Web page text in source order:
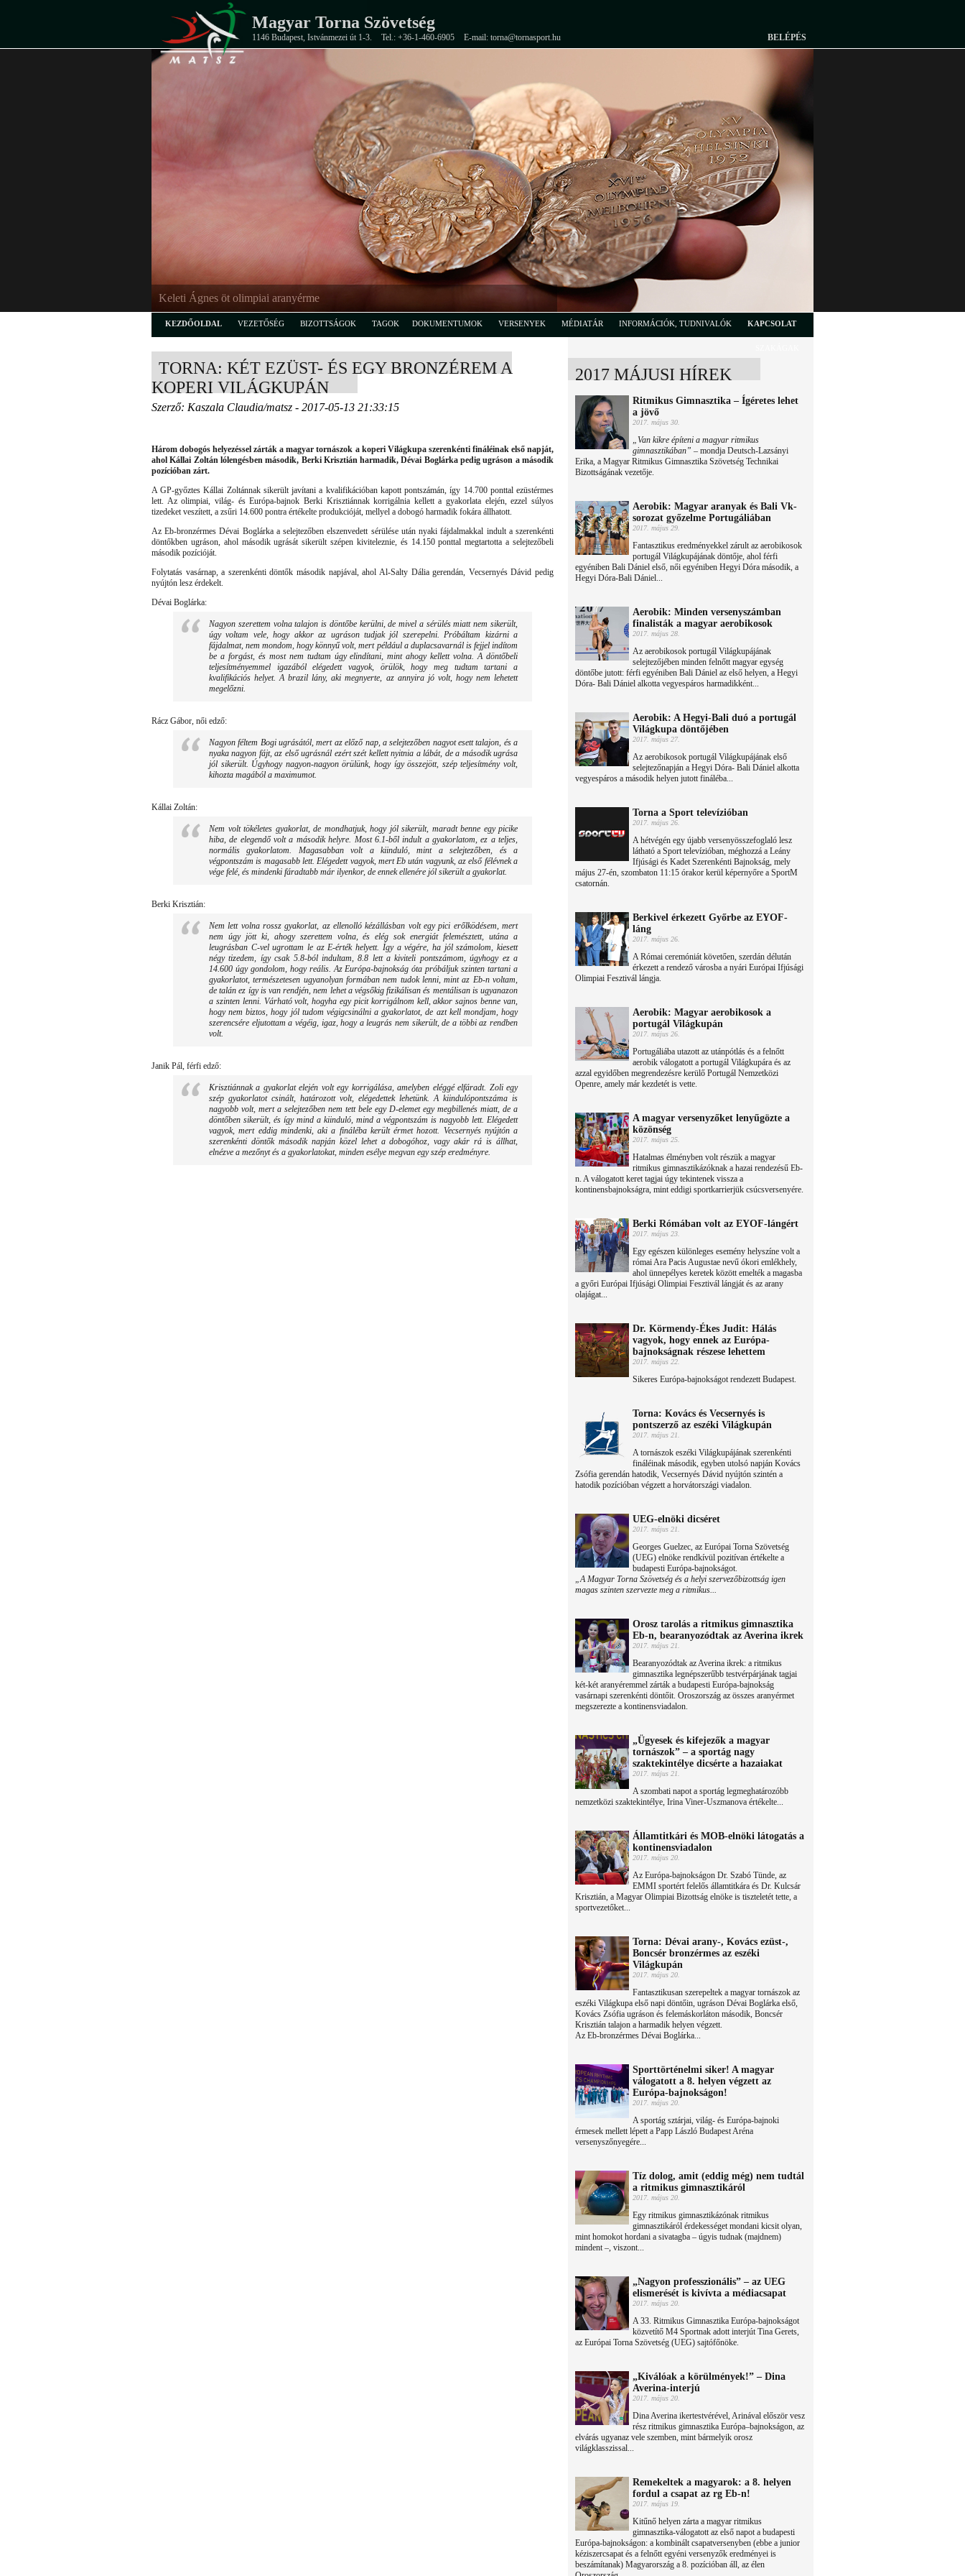
Magyar Torna Szövetség
1146 Budapest, Istvánmezei út 1-3. Tel.: +36-1-460-6905 E-mail: torna@tornasport.hu BELÉPÉS
Keleti Ágnes öt olimpiai aranyérme
KEZDŐOLDAL VEZETŐSÉG BIZOTTSÁGOK TAGOK DOKUMENTUMOK VERSENYEK MÉDIATÁR INFORMÁCIÓK, TUDNIVALÓK KAPCSOLAT
TORNA: KÉT EZÜST- ÉS EGY BRONZÉREM A
KOPERI VILÁGKUPÁN
Szerző: Kaszala Claudia/matsz - 2017-05-13 21:33:15
Három dobogós helyezéssel zárták a magyar tornászok a koperi Világkupa szerenkénti fináléinak első napját,
ahol Kállai Zoltán lólengésben második, Berki Krisztián harmadik, Dévai Boglárka pedig ugráson a második
pozícióban zárt.
A GP-győztes Kállai Zoltánnak sikerült javítani a kvalifikációban kapott pontszámán, így 14.700 ponttal ezüstérmes
lett. Az olimpiai, világ- és Európa-bajnok Berki Krisztiánnak korrigálnia kellett a gyakorlata elején, ezzel súlyos
tizedeket veszített, a zsűri 14.600 pontra értékelte produkcióját, mellyel a dobogó harmadik fokára állhatott.
Az Eb-bronzérmes Dévai Boglárka a selejtezőben elszenvedett sérülése után nyaki fájdalmakkal indult a szerenkénti
döntőkben ugráson, ahol második ugrását sikerült szépen kiviteleznie, és 14.150 ponttal megtartotta a selejtezőbeli
második pozícióját.
Folytatás vasárnap, a szerenkénti döntők második napjával, ahol Al-Salty Dália gerendán, Vecsernyés Dávid pedig
nyújtón lesz érdekelt.
Dévai Boglárka:
Nagyon szerettem volna talajon is döntőbe kerülni, de mivel a sérülés miatt nem sikerült,
úgy voltam vele, hogy akkor az ugráson tudjak jól szerepelni. Próbáltam kizárni a
fájdalmat, nem mondom, hogy könnyű volt, mert például a duplacsavarnál is fejjel indítom
be a forgást, és most nem tudtam úgy elindítani, mint ahogy kellett volna. A döntőbeli
teljesítményemmel igazából elégedett vagyok, örülök, hogy meg tudtam tartani a
kvalifikációs helyet. A brazil lány, aki megnyerte, az annyira jó volt, hogy nem lehetett
megelőzni.
Rácz Gábor, női edző:
Nagyon féltem Bogi ugrásától, mert az előző nap, a selejtezőben nagyot esett talajon, és a
nyaka nagyon fájt, az első ugrásnál ezért szét kellett nyitnia a lábát, de a második ugrása
jól sikerült. Úgyhogy nagyon-nagyon örülünk, hogy így összejött, szép teljesítmény volt,
kihozta magából a maximumot.
Kállai Zoltán:
Nem volt tökéletes gyakorlat, de mondhatjuk, hogy jól sikerült, maradt benne egy picike
hiba, de elegendő volt a második helyre. Most 6.1-ből indult a gyakorlatom, ez a teljes,
normális gyakorlatom. Magasabban volt a kiinduló, mint a selejtezőben, és a
végpontszám is magasabb lett. Elégedett vagyok, mert Eb után vagyunk, az első félévnek a
vége felé, és mindenki fáradtabb már ilyenkor, de ennek ellenére jól sikerült a gyakorlat.
Berki Krisztián:
Nem lett volna rossz gyakorlat, az ellenolló kézállásban volt egy pici erőlködésem, mert
nem úgy jött ki, ahogy szerettem volna, és elég sok energiát felemésztett, utána a
leugrásban C-vel ugrottam le az E-érték helyett. Így a végére, ha jól számolom, kiesett
négy tizedem, így csak 5.8-ból indultam, 8.8 lett a kiviteli pontszámom, úgyhogy ez a
14.600 úgy gondolom, hogy reális. Az Európa-bajnokság óta próbáljuk szinten tartani a
gyakorlatot, természetesen ugyanolyan formában nem tudok lenni, mint az Eb-n voltam,
de talán ez így is van rendjén, nem lehet a végsőkig fizikálisan és mentálisan is ugyanazon
a szinten lenni. Várható volt, hogyha egy picit korrigálnom kell, akkor sajnos benne van,
hogy nem biztos, hogy jól tudom végigcsinálni a gyakorlatot, de azt kell mondjam, hogy
szerencsére eljutottam a végéig, igaz, hogy a leugrás nem sikerült, de a többi az rendben
volt.
Janik Pál, férfi edző:
Krisztiánnak a gyakorlat elején volt egy korrigálása, amelyben eléggé elfáradt. Zoli egy
szép gyakorlatot csinált, határozott volt, elégedettek lehetünk. A kiindulópontszáma is
nagyobb volt, mert a selejtezőben nem tett bele egy D-elemet egy megbillenés miatt, de a
döntőben sikerült, és így mind a kiinduló, mind a végpontszám is nagyobb lett. Elégedett
vagyok, mert eddig mindenki, aki a fináléba került érmet hozott. Vecsernyés nyújtón a
szerenkénti döntők második napján közel lehet a dobogóhoz, vagy akár rá is állhat,
elnézve a mezőnyt és a gyakorlatokat, minden esélye megvan egy szép eredményre.
2017 MÁJUSI HÍREK
Ritmikus Gimnasztika – Ígéretes lehet
a jövő
2017. május 30.
„Van kikre építeni a magyar ritmikus
gimnasztikában” – mondja Deutsch-Lazsányi
Erika, a Magyar Ritmikus Gimnasztika Szövetség Technikai
Bizottságának vezetője.
Aerobik: Magyar aranyak és Bali Vk-
sorozat győzelme Portugáliában
2017. május 29.
Fantasztikus eredményekkel zárult az aerobikosok
portugál Világkupájának döntője, ahol férfi
egyéniben Bali Dániel első, női egyéniben Hegyi Dóra második, a
Hegyi Dóra-Bali Dániel...
Aerobik: Minden versenyszámban
finalisták a magyar aerobikosok
2017. május 28.
Az aerobikosok portugál Világkupájának
selejtezőjében minden felnőtt magyar egység
döntőbe jutott: férfi egyéniben Bali Dániel az első helyen, a Hegyi
Dóra- Bali Dániel alkotta vegyespáros harmadikként...
Aerobik: A Hegyi-Bali duó a portugál
Világkupa döntőjében
2017. május 27.
Az aerobikosok portugál Világkupájának első
selejtezőnapján a Hegyi Dóra- Bali Dániel alkotta
vegyespáros a második helyen jutott fináléba...
Torna a Sport televízióban
2017. május 26.
A hétvégén egy újabb versenyösszefoglaló lesz
látható a Sport televízióban, méghozzá a Leány
Ifjúsági és Kadet Szerenkénti Bajnokság, mely
május 27-én, szombaton 11:15 órakor kerül képernyőre a SportM
csatornán.
Berkivel érkezett Győrbe az EYOF-
láng
2017. május 26.
A Római ceremóniát követően, szerdán délután
érkezett a rendező városba a nyári Európai Ifjúsági
Olimpiai Fesztivál lángja.
Aerobik: Magyar aerobikosok a
portugál Világkupán
2017. május 26.
Portugáliába utazott az utánpótlás és a felnőtt
aerobik válogatott a portugál Világkupára és az
azzal egyidőben megrendezésre kerülő Portugál Nemzetközi
Openre, amely már kezdetét is vette.
A magyar versenyzőket lenyűgözte a
közönség
2017. május 25.
Hatalmas élményben volt részük a magyar
ritmikus gimnasztikázóknak a hazai rendezésű Eb-
n. A válogatott keret tagjai úgy tekintenek vissza a
kontinensbajnokságra, mint eddigi sportkarrierjük csúcsversenyére.
Berki Rómában volt az EYOF-lángért
2017. május 23.
Egy egészen különleges esemény helyszíne volt a
római Ara Pacis Augustae nevű ókori emlékhely,
ahol ünnepélyes keretek között emelték a magasba
a győri Európai Ifjúsági Olimpiai Fesztivál lángját és az arany
olajágat...
Dr. Körmendy-Ékes Judit: Hálás
vagyok, hogy ennek az Európa-
bajnokságnak részese lehettem
2017. május 22.
Sikeres Európa-bajnokságot rendezett Budapest.
Torna: Kovács és Vecsernyés is
pontszerző az eszéki Világkupán
2017. május 21.
A tornászok eszéki Világkupájának szerenkénti
fináléinak második, egyben utolsó napján Kovács
Zsófia gerendán hatodik, Vecsernyés Dávid nyújtón szintén a
hatodik pozícióban végzett a horvátországi viadalon.
UEG-elnöki dicséret
2017. május 21.
Georges Guelzec, az Európai Torna Szövetség
(UEG) elnöke rendkívül pozitívan értékelte a
budapesti Európa-bajnokságot.
„A Magyar Torna Szövetség és a helyi szervezőbizottság igen
magas szinten szervezte meg a ritmikus...
Orosz tarolás a ritmikus gimnasztika
Eb-n, bearanyozódtak az Averina ikrek
2017. május 21.
Bearanyozódtak az Averina ikrek: a ritmikus
gimnasztika legnépszerűbb testvérpárjának tagjai
két-két aranyéremmel zárták a budapesti Európa-bajnokság
vasárnapi szerenkénti döntőit. Oroszország az összes aranyérmet
megszerezte a kontinensviadalon.
„Ügyesek és kifejezők a magyar
tornászok” – a sportág nagy
szaktekintélye dicsérte a hazaiakat
2017. május 21.
A szombati napot a sportág legmeghatározóbb
nemzetközi szaktekintélye, Irina Viner-Uszmanova értékelte...
Államtitkári és MOB-elnöki látogatás a
kontinensviadalon
2017. május 20.
Az Európa-bajnokságon Dr. Szabó Tünde, az
EMMI sportért felelős államtitkára és Dr. Kulcsár
Krisztián, a Magyar Olimpiai Bizottság elnöke is tiszteletét tette, a
sportvezetőket...
Torna: Dévai arany-, Kovács ezüst-,
Boncsér bronzérmes az eszéki
Világkupán
2017. május 20.
Fantasztikusan szerepeltek a magyar tornászok az
eszéki Világkupa első napi döntőin, ugráson Dévai Boglárka első,
Kovács Zsófia ugráson és felemáskorláton második, Boncsér
Krisztián talajon a harmadik helyen végzett.
Az Eb-bronzérmes Dévai Boglárka...
Sporttörténelmi siker! A magyar
válogatott a 8. helyen végzett az
Európa-bajnokságon!
2017. május 20.
A sportág sztárjai, világ- és Európa-bajnoki
érmesek mellett lépett a Papp László Budapest Aréna
versenyszőnyegére...
Tíz dolog, amit (eddig még) nem tudtál
a ritmikus gimnasztikáról
2017. május 20.
Egy ritmikus gimnasztikázónak ritmikus
gimnasztikáról érdekességet mondani kicsit olyan,
mint homokot hordani a sivatagba – úgyis tudnak (majdnem)
mindent –, viszont...
„Nagyon professzionális” – az UEG
elismerését is kivívta a médiacsapat
2017. május 20.
A 33. Ritmikus Gimnasztika Európa-bajnokságot
közvetítő M4 Sportnak adott interjút Tina Gerets,
az Európai Torna Szövetség (UEG) sajtófőnöke.
„Kiválóak a körülmények!” – Dina
Averina-interjú
2017. május 20.
Dina Averina ikertestvérével, Arinával először vesz
rész ritmikus gimnasztika Európa–bajnokságon, az
elvárás ugyanaz vele szemben, mint bármelyik orosz
világklasszissal...
Remekeltek a magyarok: a 8. helyen
fordul a csapat az rg Eb-n!
2017. május 19.
Kitűnő helyen zárta a magyar ritmikus
gimnasztika-válogatott az első napot a budapesti
Európa-bajnokságon: a kombinált csapatversenyben (ebbe a junior
kéziszercsapat és a felnőtt egyéni versenyzők eredményei is
beszámítanak) Magyarország a 8. pozícióban áll, az élen